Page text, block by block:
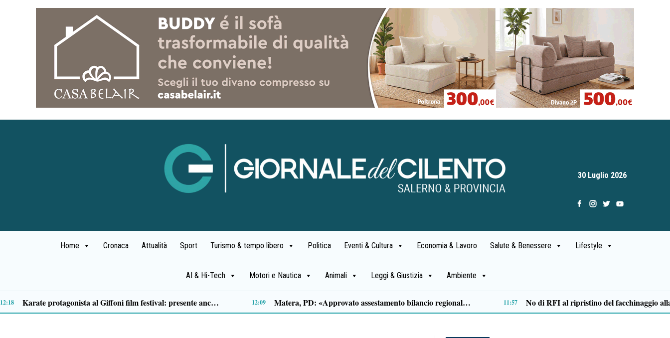
30 Luglio 2026
Home Cronaca Attualità Sport Turismo & tempo libero Politica Eventi & Cultura Economia & Lavoro Salute & Benessere Lifestyle
AI & Hi-Tech Motori e Nautica Animali Leggi & Giustizia Ambiente
Traffico di cocaina dal Sud America, la coppia arrestata è di Buonabitacolo: avrebbe rifornito il Vallo di Diano 10:12 Salerno: propaganda neonazista sul web, misura cautelare per un 25enne 09:49 Lite degenera a San Mango Piemonte: 35enne ferito con un coltello, denunciato un anziano 09:46